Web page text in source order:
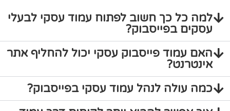
למה כל כך חשוב לפתוח עמוד עסקי לבעלי
עסקים בפייסבוק?
האם עמוד פייסבוק עסקי יכול להחליף אתר
אינטרנט?
כמה עולה לנהל עמוד עסקי בפייסבוק?